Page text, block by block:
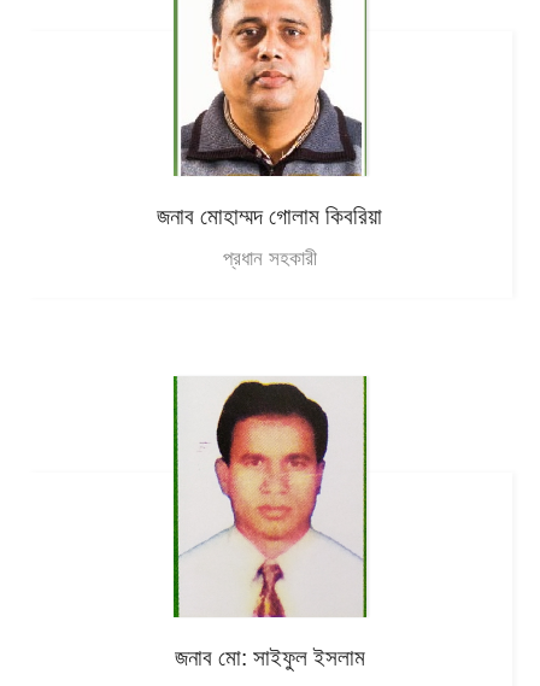
জনাব মোহাম্মদ গোলাম কিবরিয়া
প্রধান সহকারী
জনাব মো: সাইফুল ইসলাম